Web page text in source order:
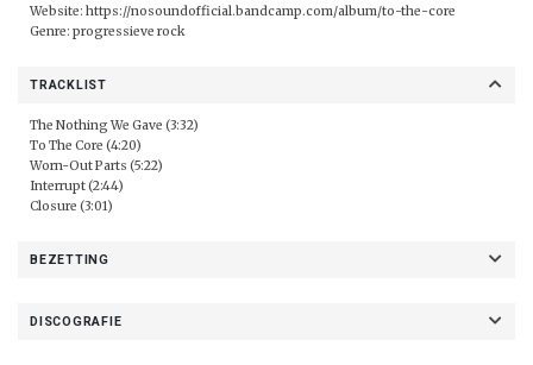
Website: https://nosoundofficial.bandcamp.com/album/to-the-core
Genre: progressieve rock
TRACKLIST
The Nothing We Gave (3:32)
To The Core (4:20)
Worn-Out Parts (5:22)
Interrupt (2:44)
Closure (3:01)
BEZETTING
DISCOGRAFIE